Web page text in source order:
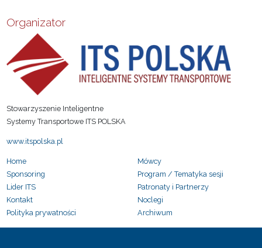
Organizator
Stowarzyszenie Inteligentne
Systemy Transportowe ITS POLSKA
www.itspolska.pl
Home
Sponsoring
Lider ITS
Kontakt
Polityka prywatności
Mówcy
Program / Tematyka sesji
Patronaty i Partnerzy
Noclegi
Archiwum